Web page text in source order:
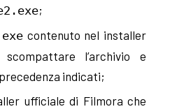
;
contenuto nel installer
l’archivio e
indicati;
ufficiale di Filmora che